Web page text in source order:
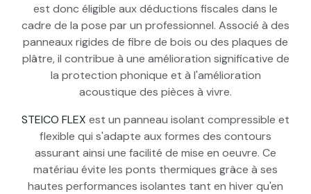
est donc éligible aux déductions fiscales dans le
cadre de la pose par un professionnel. Associé à des
panneaux rigides de fibre de bois ou des plaques de
plâtre, il contribue à une amélioration significative de
la protection phonique et à l'amélioration
acoustique des pièces à vivre.
STEICO FLEX est un panneau isolant compressible et
flexible qui s'adapte aux formes des contours
assurant ainsi une facilité de mise en oeuvre. Ce
matériau évite les ponts thermiques grâce à ses
hautes performances isolantes tant en hiver qu'en